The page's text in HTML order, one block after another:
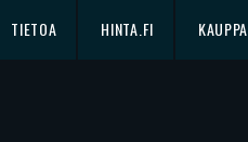
TIETOA HINTA.FI KAUPPA